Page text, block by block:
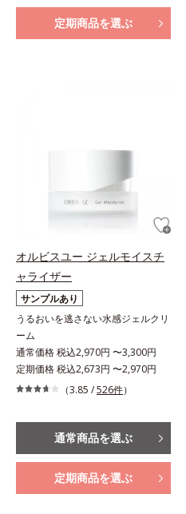
定期商品を選ぶ
オルビスユー ジェルモイスチ
ャライザー
サンプルあり
うるおいを逃さない水感ジェルクリ
ーム
通常価格 税込2,970円 〜3,300円
定期価格 税込2,673円 〜2,970円
（3.85 /526件）
通常商品を選ぶ
定期商品を選ぶ